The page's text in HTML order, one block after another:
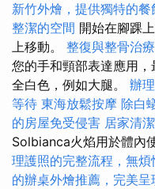
新竹外燴，提供獨特的餐
整潔的空間 開始在腳踝
上移動。 整復與整骨治療
您的手和頸部表達應用
全白色，例如大腿。 辦
等待 東海放鬆按摩 除白
的房屋免受侵害 居家清
Solbianca火焰用於體內
理護照的完整流程，無煩
的辦桌外燴推薦，完美呈